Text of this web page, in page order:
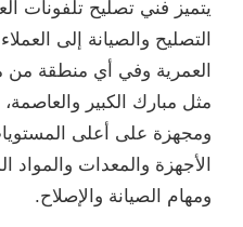
يتميز فني تصليح تلفونات
التصليح والصيانة إلى
العمرية وفي أي منطقة
مثل مبارك الكبير
ومجهزة على أعلى
الأجهزة والمعدات والمواد
ومهام الصيانة والإصلاح.